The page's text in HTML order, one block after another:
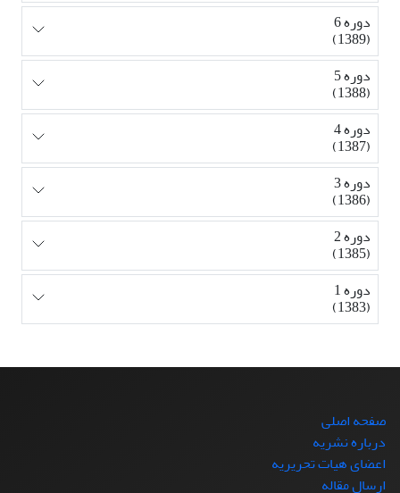
دوره 6
(1389)
دوره 5
(1388)
دوره 4
(1387)
دوره 3
(1386)
دوره 2
(1385)
دوره 1
(1383)
صفحه اصلی
درباره نشریه
اعضای هیات تحریریه
ارسال مقاله